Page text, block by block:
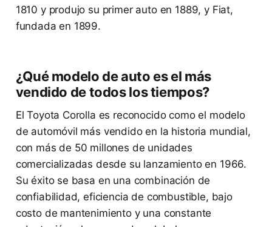
1810 y produjo su primer auto en 1889, y Fiat,
fundada en 1899.
¿Qué modelo de auto es el más
vendido de todos los tiempos?
El Toyota Corolla es reconocido como el modelo
de automóvil más vendido en la historia mundial,
con más de 50 millones de unidades
comercializadas desde su lanzamiento en 1966.
Su éxito se basa en una combinación de
confiabilidad, eficiencia de combustible, bajo
costo de mantenimiento y una constante